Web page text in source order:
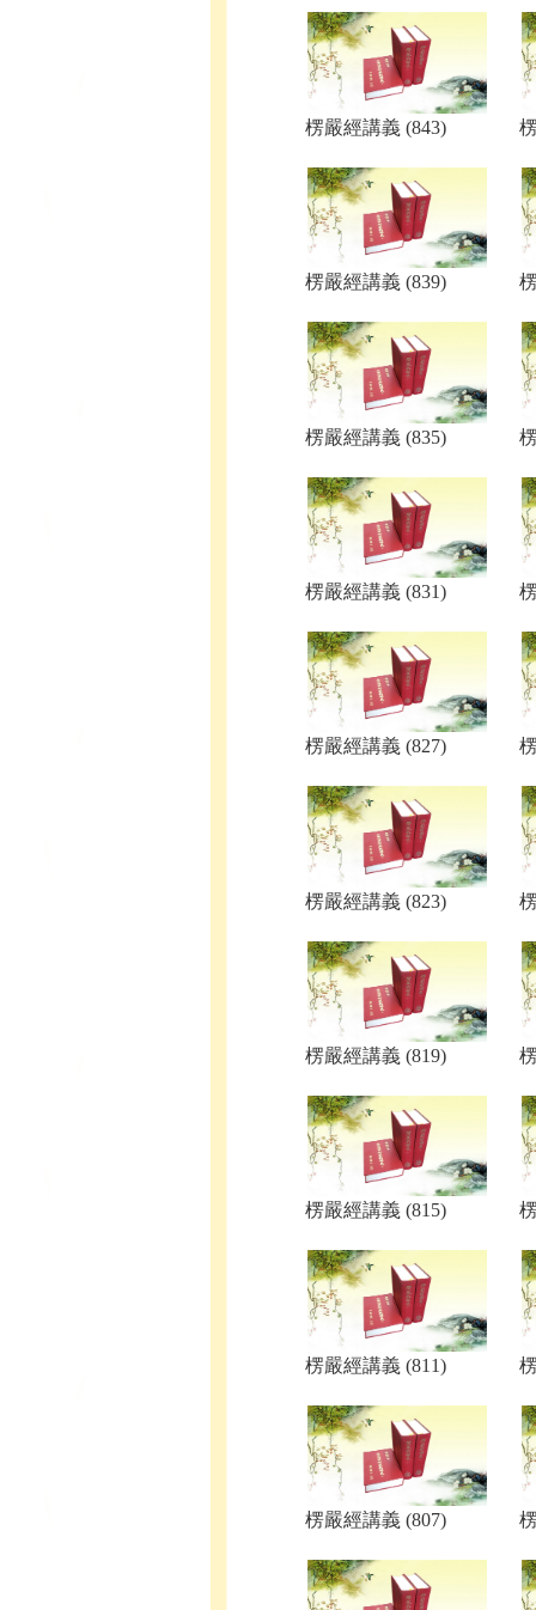
楞嚴經講義 (843)
楞嚴經講義 (839)
楞嚴經講義 (835)
楞嚴經講義 (831)
楞嚴經講義 (827)
楞嚴經講義 (823)
楞嚴經講義 (819)
楞嚴經講義 (815)
楞嚴經講義 (811)
楞嚴經講義 (807)